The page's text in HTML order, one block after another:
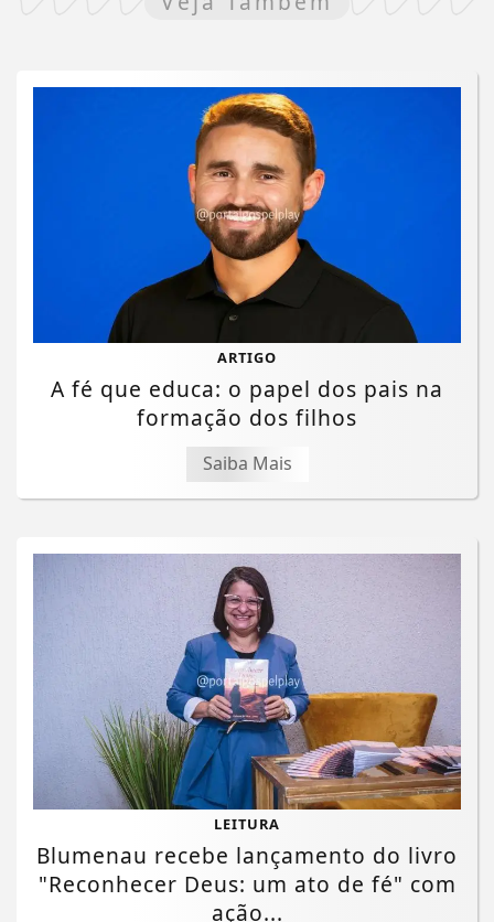
ARTIGO
A fé que educa: o papel dos pais na
formação dos filhos
Saiba Mais
LEITURA
Blumenau recebe lançamento do livro
"Reconhecer Deus: um ato de fé" com
ação...